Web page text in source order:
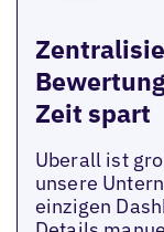
Zeit spart
Uberall ist
unsere
einzigen